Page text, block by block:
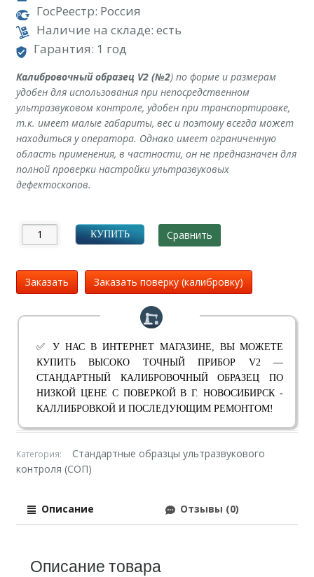
ГосРеестр: Россия
Наличие на складе: есть
Гарантия: 1 год
Калибровочный образец V2 (№2) по форме и размерам
удобен для использования при непосредственном
ультразвуковом контроле, удобен при транспортировке,
т.к. имеет малые габариты, вес и поэтому всегда может
находиться у оператора. Однако имеет ограниченную
область применения, в частности, он не предназначен для
полной проверки настройки ультразвуковых
дефектоскопов.
КУПИТЬ Сравнить
Заказать Заказать поверку (калибровку)
✅ У НАС В ИНТЕРНЕТ МАГАЗИНЕ, ВЫ МОЖЕТЕ
КУПИТЬ ВЫСОКО ТОЧНЫЙ ПРИБОР V2 —
СТАНДАРТНЫЙ КАЛИБРОВОЧНЫЙ ОБРАЗЕЦ ПО
НИЗКОЙ ЦЕНЕ С ПОВЕРКОЙ В Г. НОВОСИБИРСК -
КАЛЛИБРОВКОЙ И ПОСЛЕДУЮЩИМ РЕМОНТОМ!
Категория:
Стандартные образцы ультразвукового
контроля (СОП)
Описание Отзывы (0)
Описание товара